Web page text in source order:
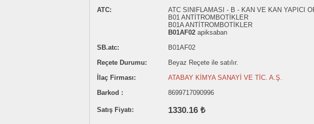
ATC:
ATC SINIFLAMASI - B - KAN VE KAN YAPICI
B01 ANTİTROMBOTİKLER
B01A ANTİTROMBOTİKLER
B01AF02 apiksaban
SB.atc:
B01AF02
Reçete Durumu:
Beyaz Reçete ile satılır.
İlaç Firması:
ATABAY KİMYA SANAYİ VE TİC. A.Ş.
Barkod :
8699717090996
Satış Fiyatı: 1330.16 ₺